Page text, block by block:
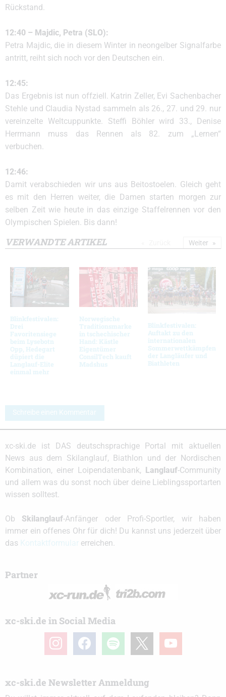
Rückstand.
12:40 – Majdic, Petra (SLO):
Petra Majdic, die in diesem Winter in neongelber Signalfarbe
antritt, reiht sich noch vor den Deutschen ein.
12:45:
Das Ergebnis ist nun offziell. Katrin Zeller, Evi Sachenbacher
Stehle und Claudia Nystad sammeln als 26., 27. und 29. nur
vereinzelte Weltcuppunkte. Steffi Böhler wird 33., Denise
Herrmann muss das Rennen als 82. zum „Lernen“
verbuchen.
12:46:
Damit verabschieden wir uns aus Beitostoelen. Gleich geht
es mit den Herren weiter, die Damen starten morgen zur
selben Zeit wie heute in das einzige Staffelrennen vor den
Olympischen Spielen. Bis dann!
VERWANDTE ARTIKEL
Blinkfestivalen:
Drei
Favoritensiege
beim Lysebotn
Opp, Hedegart
düpiert die
Langlauf-Elite
einmal mehr
Norwegische
Traditionsmarke
in tschechischer
Hand: Kästle
Eigentümer
ConsilTech kauft
Madshus
Blinkfestivalen:
Auftakt zu den
internationalen
Sommerwettkämpfen
der Langläufer und
Biathleten
Weiter
Schreibe einen Kommentar
xc-ski.de ist DAS deutschsprachige Portal mit aktuellen
News aus dem Skilanglauf, Biathlon und der Nordischen
Kombination, einer Loipendatenbank, Langlauf-Community
und allem was du sonst noch über deine Lieblingssportarten
wissen solltest.
Ob Skilanglauf-Anfänger oder Profi-Sportler, wir haben
immer ein offenes Ohr für dich! Du kannst uns jederzeit über
das
erreichen.
Partner
xc-ski.de in Social Media
instagramfacebook spotify youtube
xc-ski.de Newsletter Anmeldung